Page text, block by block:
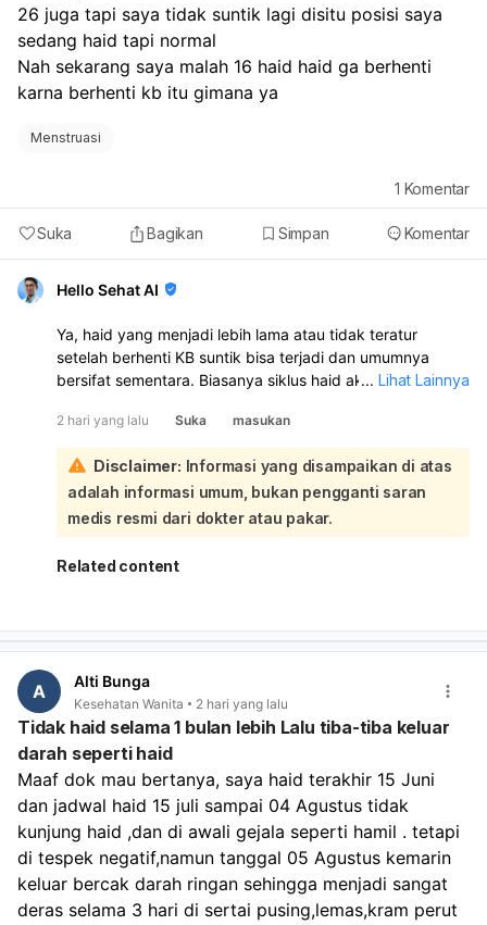
26 juga tapi saya tidak suntik lagi disitu posisi saya
sedang haid tapi normal
Nah sekarang saya malah 16 haid haid ga berhenti
karna berhenti kb itu gimana ya
Menstruasi
Suka Bagikan Simpan Komentar
1 Komentar
Hello Sehat AI
Ya, haid yang menjadi lebih lama atau tidak teratur
setelah berhenti KB suntik bisa terjadi dan umumnya
bersifat sementara. Biasanya siklus haid akan kembali
Untuk membantu haid lebih lancar, Anda bisa menjaga
berat badan ideal, rutin olahraga, makan bergizi,
mengontrol stres, dan tidur cukup. Bila perlu, periksa ke
dokter untuk memastikan tidak ada penyebab lain seperti
gangguan hormon, PCOS, tiroid, atau miom. Karena Anda
sudah sampai 16 hari haid tidak berhenti, sebaiknya
periksa ke dokter kandungan/penyakit dalam, apalagi
... Lihat Lainnya
2 hari yang lalu Suka masukan
Disclaimer: Informasi yang disampaikan di atas
adalah informasi umum, bukan pengganti saran
medis resmi dari dokter atau pakar.
Related content
A Alti Bunga
Kesehatan Wanita 2 hari yang lalu
Tidak haid selama 1 bulan lebih Lalu tiba-tiba keluar
darah seperti haid
Maaf dok mau bertanya, saya haid terakhir 15 Juni
dan jadwal haid 15 juli sampai 04 Agustus tidak
kunjung haid ,dan di awali gejala seperti hamil . tetapi
di tespek negatif,namun tanggal 05 Agustus kemarin
keluar bercak darah ringan sehingga menjadi sangat
deras selama 3 hari di sertai pusing,lemas,kram perut